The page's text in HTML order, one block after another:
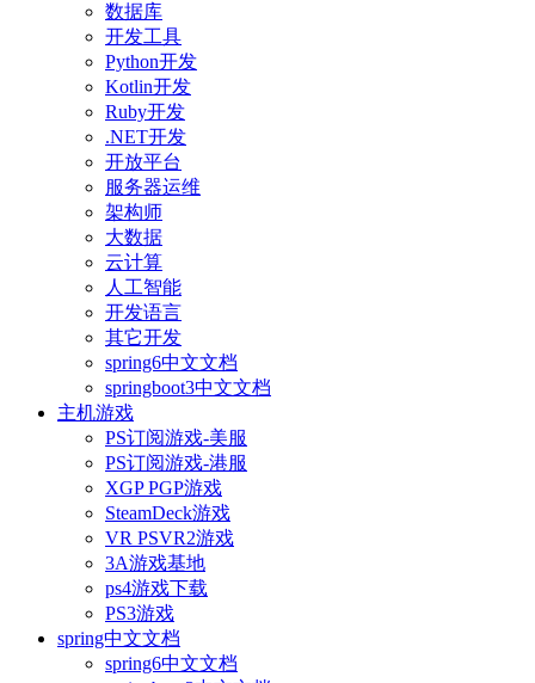
数据库
开发工具
Python开发
Kotlin开发
Ruby开发
.NET开发
开放平台
服务器运维
架构师
大数据
云计算
人工智能
开发语言
其它开发
spring6中文文档
springboot3中文文档
主机游戏
PS订阅游戏-美服
PS订阅游戏-港服
XGP PGP游戏
SteamDeck游戏
VR PSVR2游戏
3A游戏基地
ps4游戏下载
PS3游戏
spring中文文档
spring6中文文档